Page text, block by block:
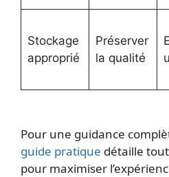
Stockage
approprié
Préserver
la qualité
Pour une guidance
guide pratique détaille
pour maximiser